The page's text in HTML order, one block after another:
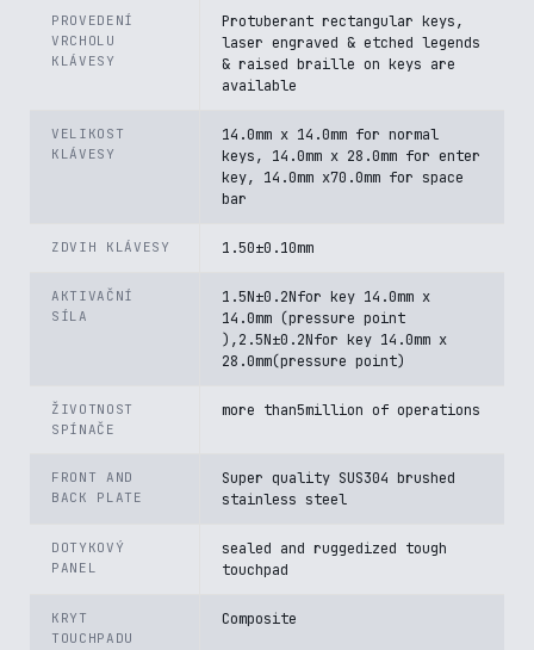
PROVEDENÍ
VRCHOLU
KLÁVESY
Protuberant rectangular keys,
laser engraved & etched legends
& raised braille on keys are
available
VELIKOST
KLÁVESY
14.0mm x 14.0mm for normal
keys, 14.0mm x 28.0mm for enter
key, 14.0mm x70.0mm for space
bar
ZDVIH KLÁVESY 1.50±0.10mm
AKTIVAČNÍ
SÍLA
1.5N±0.2Nfor key 14.0mm x
14.0mm (pressure point
),2.5N±0.2Nfor key 14.0mm x
28.0mm(pressure point)
ŽIVOTNOST
SPÍNAČE
more than5million of operations
FRONT AND
BACK PLATE
Super quality SUS304 brushed
stainless steel
DOTYKOVÝ
PANEL
sealed and ruggedized tough
touchpad
KRYT
TOUCHPADU
Composite